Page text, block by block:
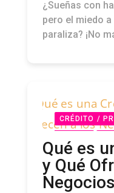
¿Sueñas con
pero el miedo
paraliza? ¡No
CRÉDITO /
Qué es
y Qué
Negocios